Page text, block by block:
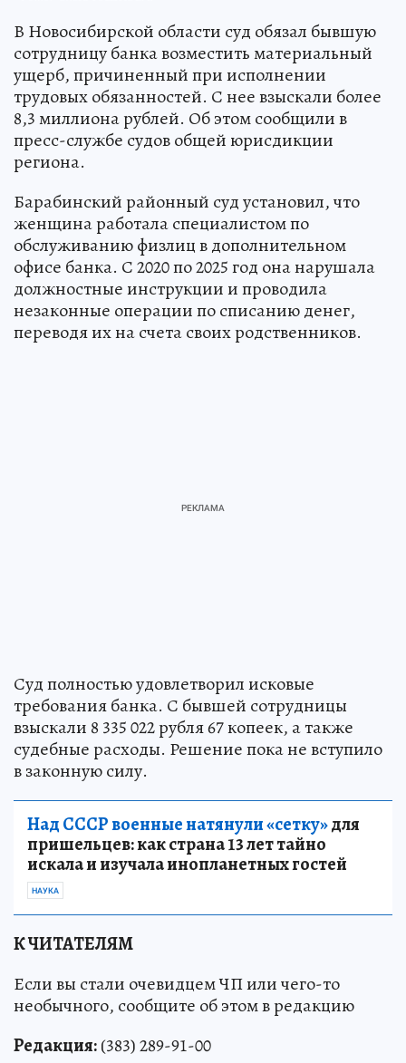
В Новосибирской области суд обязал бывшую
сотрудницу банка возместить материальный
ущерб, причиненный при исполнении
трудовых обязанностей. С нее взыскали более
8,3 миллиона рублей. Об этом сообщили в
пресс-службе судов общей юрисдикции
региона.
Барабинский районный суд установил, что
женщина работала специалистом по
обслуживанию физлиц в дополнительном
офисе банка. С 2020 по 2025 год она нарушала
должностные инструкции и проводила
незаконные операции по списанию денег,
переводя их на счета своих родственников.
Суд полностью удовлетворил исковые
требования банка. С бывшей сотрудницы
взыскали 8 335 022 рубля 67 копеек, а также
судебные расходы. Решение пока не вступило
в законную силу.
Над СССР военные натянули «сетку»для
пришельцев: как страна 13 лет тайно
искала и изучала инопланетных гостей
НАУКА
К ЧИТАТЕЛЯМ
Если вы стали очевидцем ЧП или чего-то
необычного, сообщите об этом в редакцию
Редакция:(383) 289-91-00